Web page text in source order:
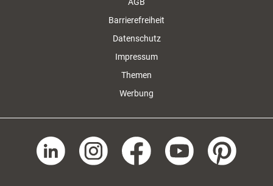
Barrierefreiheit
Datenschutz
Impressum
Themen
Werbung